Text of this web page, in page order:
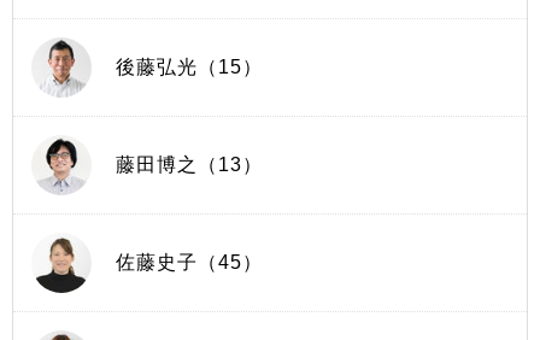
後藤弘光（15）
藤田博之（13）
佐藤史子（45）